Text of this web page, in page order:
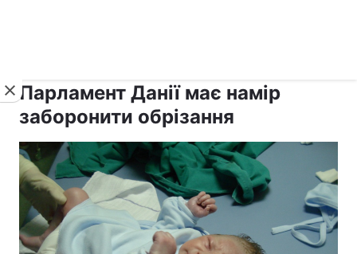
Парламент Данії має намір
заборонити обрізання